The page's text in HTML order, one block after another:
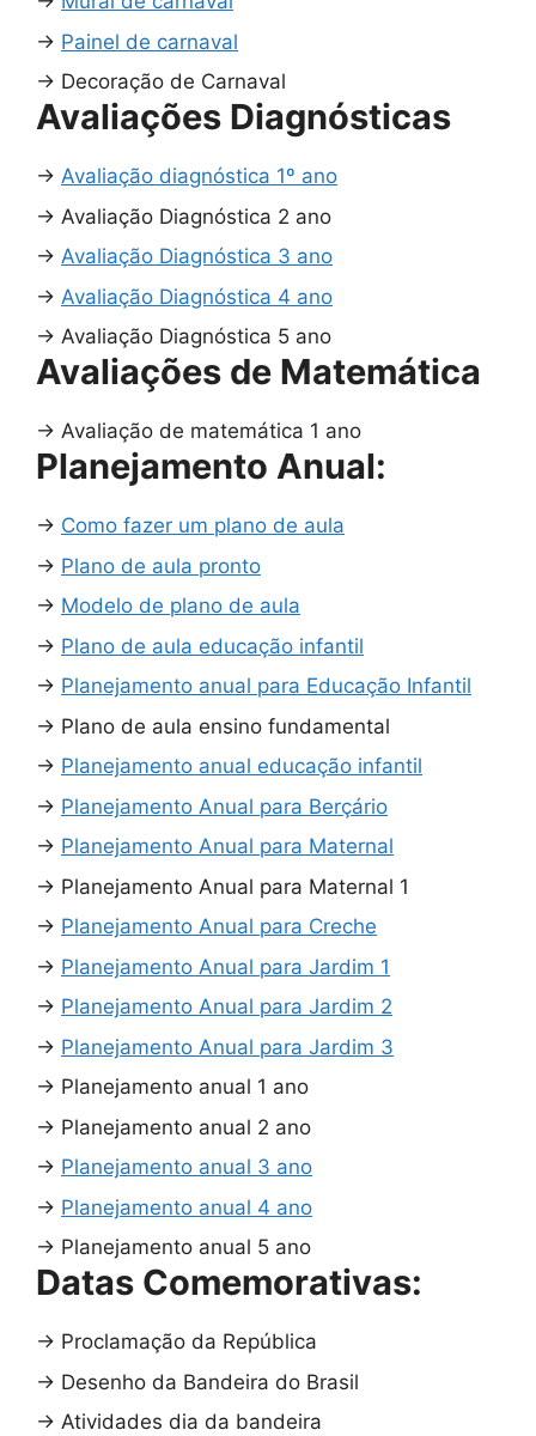
→ Painel de carnaval
→ Decoração de Carnaval
Avaliações Diagnósticas
→ Avaliação diagnóstica 1º ano
→ Avaliação Diagnóstica 2 ano
→ Avaliação Diagnóstica 3 ano
→ Avaliação Diagnóstica 4 ano
→ Avaliação Diagnóstica 5 ano
Avaliações de Matemática
→ Avaliação de matemática 1 ano
Planejamento Anual:
→ Como fazer um plano de aula
→ Plano de aula pronto
→ Modelo de plano de aula
→ Plano de aula educação infantil
→ Planejamento anual para Educação Infantil
→ Plano de aula ensino fundamental
→ Planejamento anual educação infantil
→ Planejamento Anual para Berçário
→ Planejamento Anual para Maternal
→ Planejamento Anual para Maternal 1
→ Planejamento Anual para Creche
→ Planejamento Anual para Jardim 1
→ Planejamento Anual para Jardim 2
→ Planejamento Anual para Jardim 3
→ Planejamento anual 1 ano
→ Planejamento anual 2 ano
→ Planejamento anual 3 ano
→ Planejamento anual 4 ano
→ Planejamento anual 5 ano
Datas Comemorativas:
→ Proclamação da República
→ Desenho da Bandeira do Brasil
→ Atividades dia da bandeira